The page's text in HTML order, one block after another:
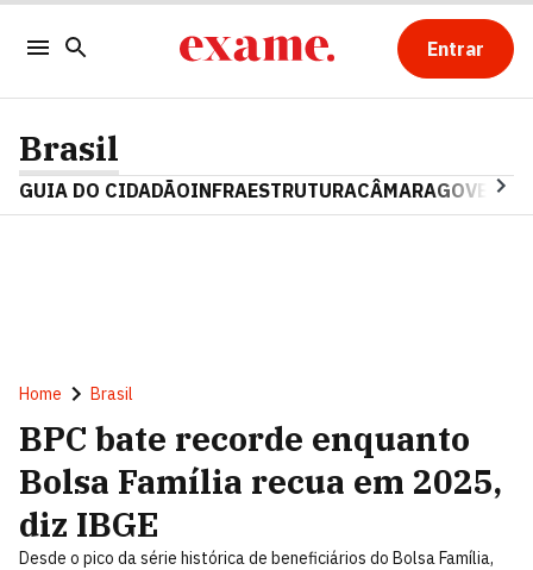
Entrar
Brasil
GUIA DO CIDADÃOINFRAESTRUTURACÂMARAGOVERNO
Home Brasil
BPC bate recorde enquanto
Bolsa Família recua em 2025,
diz IBGE
Desde o pico da série histórica de beneficiários do Bolsa Família,